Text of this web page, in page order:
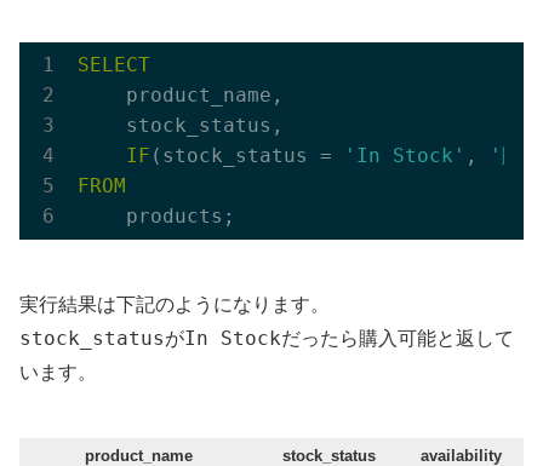
SELECT
    product_name,
    stock_status,
IF (stock_status = 'In Stock' ,
'購
FROM
実行結果は下記のようになります。
stock_statusがIn Stockだったら購入可能と返して
います。
product_name stock_status
availability